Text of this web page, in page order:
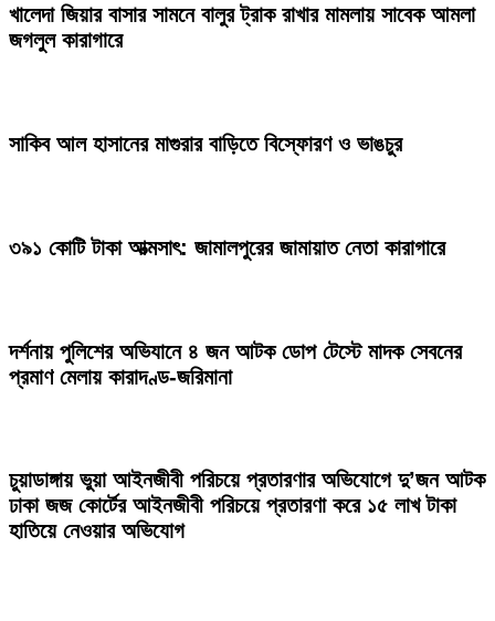
খালেদা জিয়ার বাসার সামনে বালুর ট্রাক রাখার মামলায় সাবেক আমলা
জগলুল কারাগারে
সাকিব আল হাসানের মাগুরার বাড়িতে বিস্ফোরণ ও ভাঙচুর
৩৯১ কোটি টাকা আত্মসাৎ: জামালপুরের জামায়াত নেতা কারাগারে
দর্শনায় পুলিশের অভিযানে ৪ জন আটক ডোপ টেস্টে মাদক সেবনের
প্রমাণ মেলায় কারাদণ্ড-জরিমানা
চুয়াডাঙ্গায় ভুয়া আইনজীবী পরিচয়ে প্রতারণার অভিযোগে দু’জন আটক
ঢাকা জজ কোর্টের আইনজীবী পরিচয়ে প্রতারণা করে ১৫ লাখ টাকা
হাতিয়ে নেওয়ার অভিযোগ